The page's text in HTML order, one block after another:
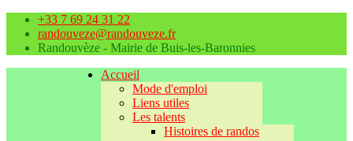
+33 7 69 24 31 22
randouveze@randouveze.fr
Randouvèze - Mairie de Buis-les-Baronnies
Accueil
Mode d'emploi
Liens utiles
Les talents
Histoires de randos